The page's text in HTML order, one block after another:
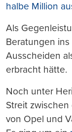
halbe Million
Als
Beratungen
Ausscheiden
erbracht hätte.
Noch unter
Streit
von Opel und